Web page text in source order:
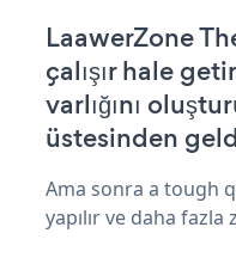
LaawerZone
çalışır hale
varlığını
üstesinden
Ama sonra a tough
yapılır ve daha